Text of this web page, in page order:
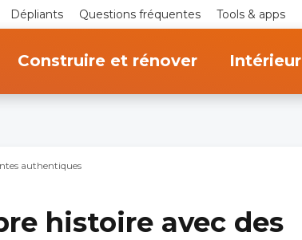
Dépliants Questions fréquentes Tools & apps
Construire et rénover Intérieur
authentiques
histoire avec des